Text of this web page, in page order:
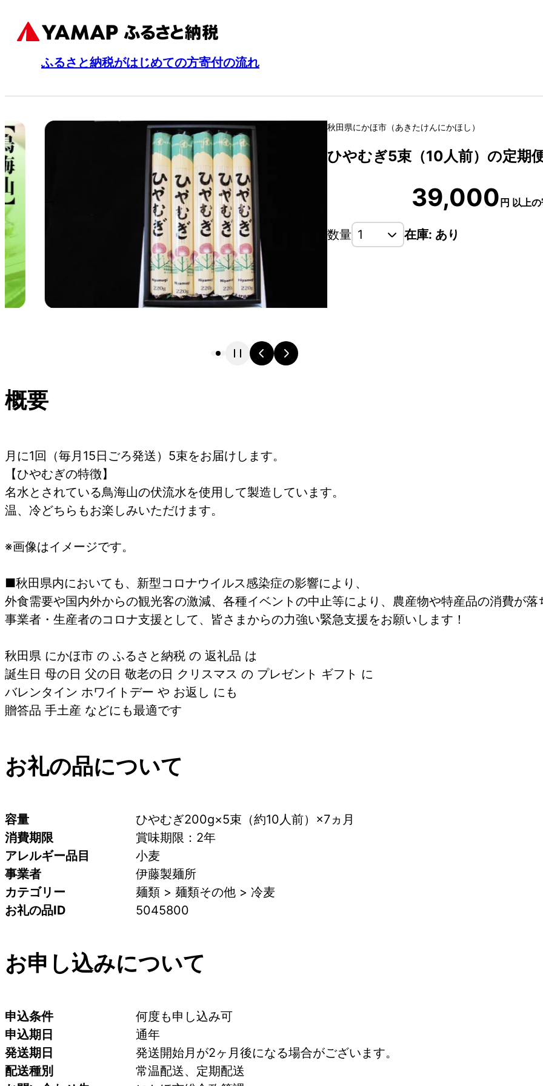
ふるさと納税がはじめての方寄付の流れ
秋田県にかほ市 （あきたけんにかほし ）
ひやむぎ5束（10人前）の定期
39,000円 以上
数量 在庫: あり
概要
月に1回（毎月15日ごろ発送）5束をお届けします。
【ひやむぎの特徴】
名水とされている鳥海山の伏流水を使用して製造しています。
温、冷どちらもお楽しみいただけます。
※画像はイメージです。
■秋田県内においても、新型コロナウイルス感染症の影響により、
外食需要や国内外からの観光客の激減、各種イベントの中止等により、農産物や特産品の消費が落
事業者・生産者のコロナ支援として、皆さまからの力強い緊急支援をお願いします！
秋田県 にかほ市 の ふるさと納税 の 返礼品 は
誕生日 母の日 父の日 敬老の日 クリスマス の プレゼント ギフト に
バレンタイン ホワイトデー や お返し にも
贈答品 手土産 などにも最適です
お礼の品について
容量
ひやむぎ200g×5束（約10人前）×7ヵ月
消費期限
賞味期限：2年
アレルギー品目
小麦
事業者
伊藤製麺所
カテゴリー
麺類 > 麺類その他 > 冷麦
お礼の品ID
5045800
お申し込みについて
申込条件
何度も申し込み可
申込期日
通年
発送期日
発送開始月が2ヶ月後になる場合がございます。
配送種別
常温配送、定期配送